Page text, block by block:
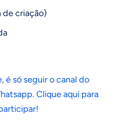
de criação)
é só seguir o canal do
Clique aqui para